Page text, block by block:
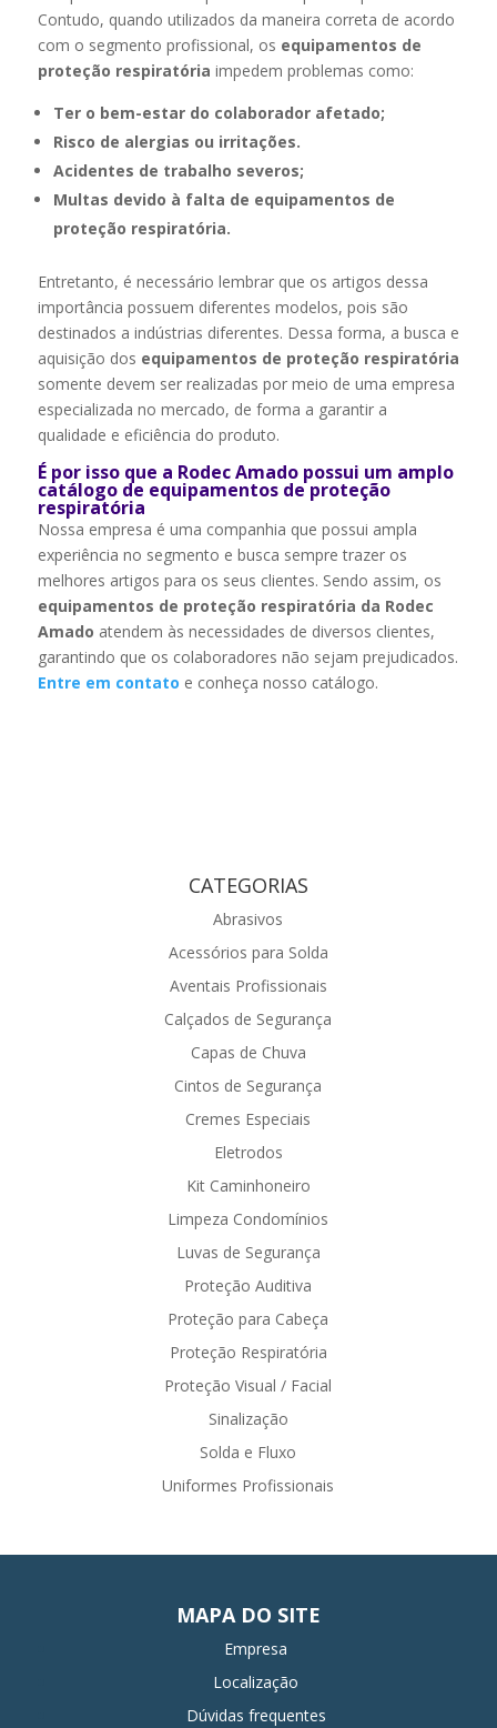
Contudo, quando utilizados da maneira correta de acordo
com o segmento profissional, os equipamentos de
proteção respiratória impedem problemas como:
Ter o bem-estar do colaborador afetado;
Risco de alergias ou irritações.
Acidentes de trabalho severos;
Multas devido à falta de equipamentos de
proteção respiratória.
Entretanto, é necessário lembrar que os artigos dessa
importância possuem diferentes modelos, pois são
destinados a indústrias diferentes. Dessa forma, a busca e
aquisição dos equipamentos de proteção respiratória
somente devem ser realizadas por meio de uma empresa
especializada no mercado, de forma a garantir a
qualidade e eficiência do produto.
É por isso que a Rodec Amado possui um amplo
catálogo de equipamentos de proteção
respiratória
Nossa empresa é uma companhia que possui ampla
experiência no segmento e busca sempre trazer os
melhores artigos para os seus clientes. Sendo assim, os
equipamentos de proteção respiratória da Rodec
Amado atendem às necessidades de diversos clientes,
garantindo que os colaboradores não sejam prejudicados.
Entre em contato e conheça nosso catálogo.
CATEGORIAS
Abrasivos
Acessórios para Solda
Aventais Profissionais
Calçados de Segurança
Capas de Chuva
Cintos de Segurança
Cremes Especiais
Eletrodos
Kit Caminhoneiro
Limpeza Condomínios
Luvas de Segurança
Proteção Auditiva
Proteção para Cabeça
Proteção Respiratória
Proteção Visual / Facial
Sinalização
Solda e Fluxo
Uniformes Profissionais
MAPA DO SITE
Empresa
Localização
Dúvidas frequentes